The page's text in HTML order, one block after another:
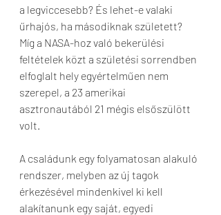
a legviccesebb? És lehet-e valaki
űrhajós, ha másodiknak született?
Míg a NASA-hoz való bekerülési
feltételek közt a születési sorrendben
elfoglalt hely egyértelműen nem
szerepel, a 23 amerikai
asztronautából 21 mégis elsőszülött
volt.
A családunk egy folyamatosan alakuló
rendszer, melyben az új tagok
érkezésével mindenkivel ki kell
alakítanunk egy saját, egyedi